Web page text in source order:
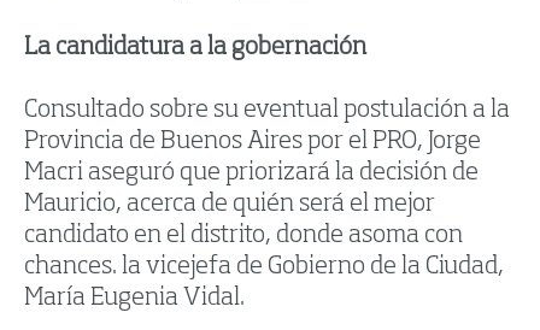
La candidatura a la gobernación
Consultado sobre su eventual postulación a la
Provincia de Buenos Aires por el PRO, Jorge
Macri aseguró que priorizará la decisión de
Mauricio, acerca de quién será el mejor
candidato en el distrito, donde asoma con
chances. la vicejefa de Gobierno de la Ciudad,
María Eugenia Vidal.